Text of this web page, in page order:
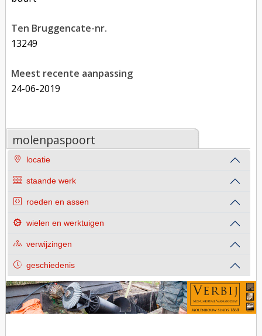
Ten Bruggencate-nr.
13249
Meest recente aanpassing
24-06-2019
molenpaspoort
locatie
staande werk
roeden en assen
wielen en werktuigen
verwijzingen
geschiedenis